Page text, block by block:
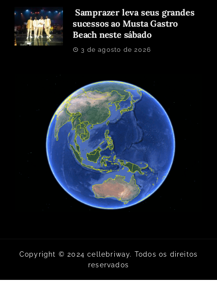
Samprazer leva seus grandes
sucessos ao Musta Gastro
Beach neste sábado
3 de agosto de 2026
Copyright © 2024 cellebriway. Todos os direitos
reservados